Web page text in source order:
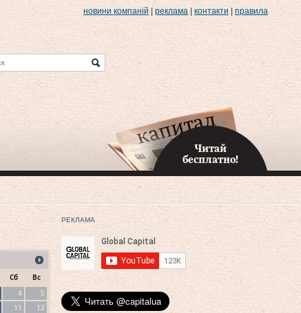
новини компаній реклама контакти правила
Читай
бесплатно!
Сб
Вс
4
5
11
12
РЕКЛАМА